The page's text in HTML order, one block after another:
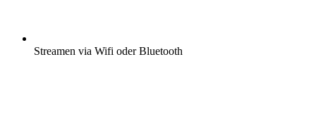
Streamen via Wifi oder Bluetooth